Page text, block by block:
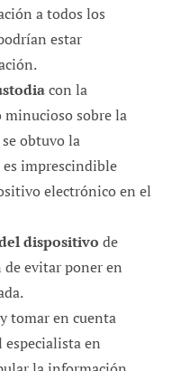
a todos los
estar
con la
sobre la
obtuvo la
imprescindible
electrónico en el
dispositivo de
evitar poner en
y tomar en cuenta
especialista en